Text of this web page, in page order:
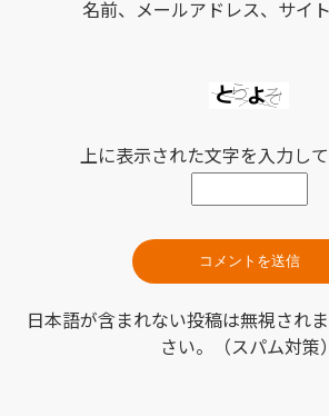
名前、メールアドレス、サイ
上に表示された文字を入力して
日本語が含まれない投稿は無視され
さい。（スパム対策）